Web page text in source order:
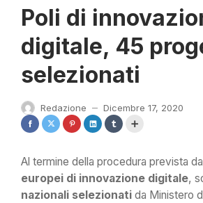
Poli di
digitale, 45
selezionati
Redazione — Dicembre 17, 2020
Al termine della procedura prevista
europei di innovazione digitale,
nazionali selezionati da Ministero